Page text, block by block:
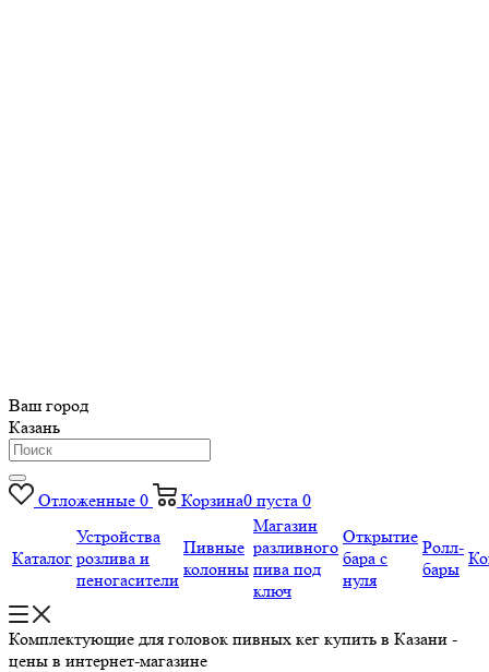
Ваш город
Казань
Отложенные 0 Корзина0 пуста 0
Каталог
Устройства
розлива и
пеногасители
Пивные
колонны
Магазин
разливного
пива под
ключ
Открытие
бара с
нуля
Ролл-
бары
Комплектующие для головок пивных кег купить в Казани -
цены в интернет-магазине